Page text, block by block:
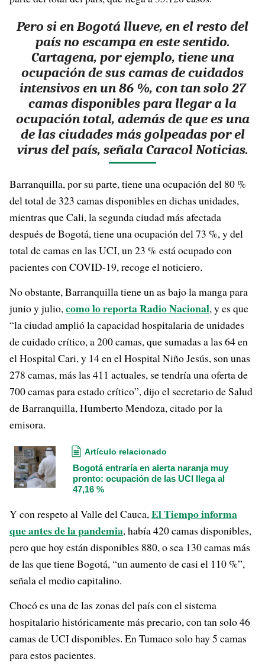
Pero si en Bogotá llueve, en el resto del
país no escampa en este sentido.
Cartagena, por ejemplo, tiene una
ocupación de sus camas de cuidados
intensivos en un 86 %, con tan solo 27
camas disponibles para llegar a la
ocupación total, además de que es una
de las ciudades más golpeadas por el
virus del país, señala Caracol Noticias.
Barranquilla, por su parte, tiene una ocupación del 80 %
del total de 323 camas disponibles en dichas unidades,
mientras que Cali, la segunda ciudad más afectada
después de Bogotá, tiene una ocupación del 73 %, y del
total de camas en las UCI, un 23 % está ocupado con
pacientes con COVID-19, recoge el noticiero.
No obstante, Barranquilla tiene un as bajo la manga para
junio y julio,como lo reporta Radio Nacional, y es que
“la ciudad amplió la capacidad hospitalaria de unidades
de cuidado crítico, a 200 camas, que sumadas a las 64 en
el Hospital Cari, y 14 en el Hospital Niño Jesús, son unas
278 camas, más las 411 actuales, se tendría una oferta de
700 camas para estado crítico”, dijo el secretario de Salud
de Barranquilla, Humberto Mendoza, citado por la
emisora.
Artículo relacionado
Bogotá entraría en alerta naranja muy
pronto: ocupación de las UCI llega al
47,16 %
Y con respeto al Valle del Cauca,El Tiempo informa
que antes de la pandemia, había 420 camas disponibles,
pero que hoy están disponibles 880, o sea 130 camas más
de las que tiene Bogotá, “un aumento de casi el 110 %”,
señala el medio capitalino.
Chocó es una de las zonas del país con el sistema
hospitalario históricamente más precario, con tan solo 46
camas de UCI disponibles. En Tumaco solo hay 5 camas
para estos pacientes.